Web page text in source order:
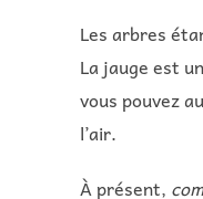
Les arbres
La jauge est
vous pouvez
l’air.
À présent,